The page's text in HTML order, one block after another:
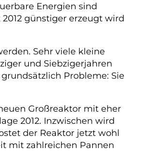
Energien sind
günstiger erzeugt wird
Sehr viele kleine
und Siebzigerjahren
Probleme: Sie
Großreaktor mit eher
2012. Inzwischen wird
der Reaktor jetzt wohl
mit zahlreichen Pannen